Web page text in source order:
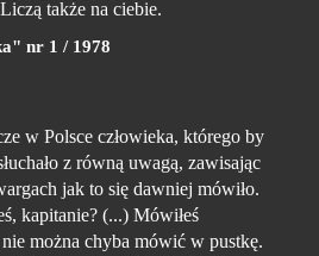
także na ciebie.
nr 1 / 1978
w Polsce człowieka, którego by
z równą uwagą, zawisając
jak to się dawniej mówiło.
kapitanie? (...) Mówiłeś
można chyba mówić w pustkę.